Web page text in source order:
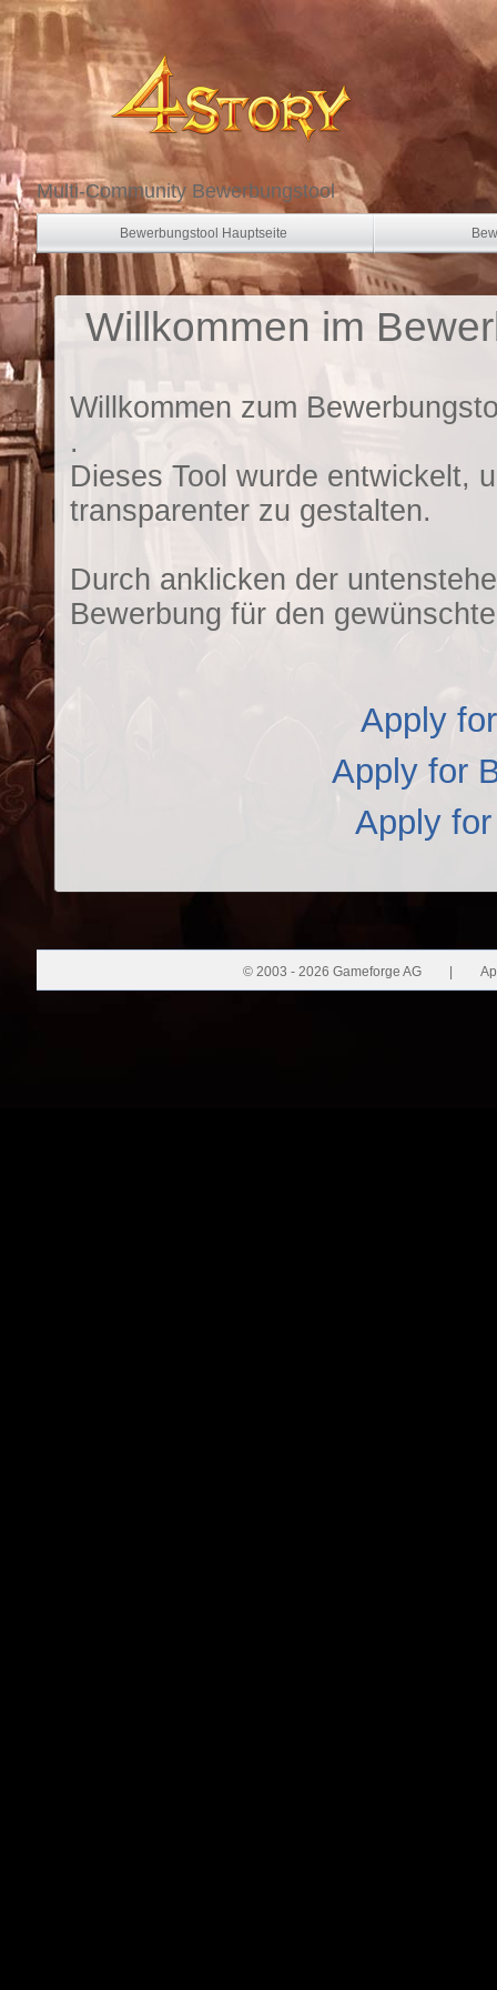
Multi-Community Bewerbungstool
Bewerbungstool Hauptseite
Willkommen im
Willkommen zum
.
Dieses Tool wurde entwickelt,
transparenter zu gestalten.
Durch anklicken der
Bewerbung für den
Apply
Apply for
Apply
© 2003 - 2026 Gameforge AG